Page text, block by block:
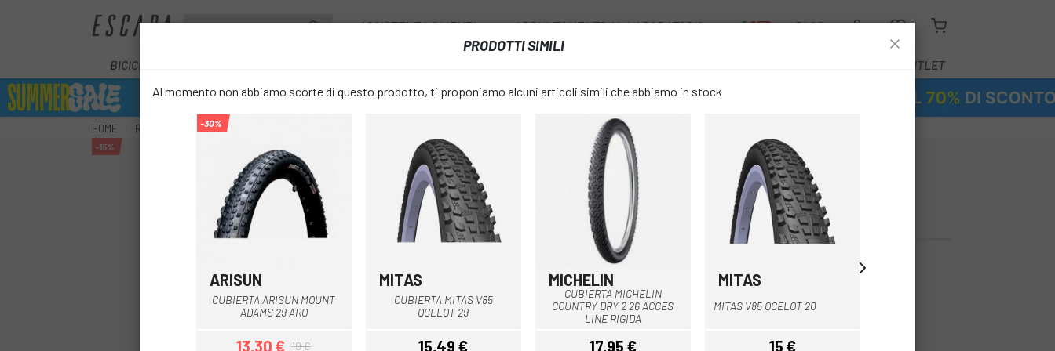
ASSISTENZA CLIENTI APPUNTAMENTO AL LABORATORIO BLOG
BICICLETTE OUTLET
HOME RUOTE COPERTURE COPERTURA HUTCHINSON PYTHON 2 29 TUBETYPE
favorite_border
-15%
COPERTURA HUTCHINSON
PYTHON 2 29 TUBETYPE
16,99 €
COLORE: Nero
PRODOTTI SIMILI
Al momento non abbiamo scorte di questo prodotto, ti proponiamo alcuni articoli simili che abbiamo in stock
-30%
ARISUN
CUBIERTA ARISUN MOUNT
ADAMS 29 ARO
13,30 € 19 €
MITAS
CUBIERTA MITAS V85
OCELOT 29
15,49 €
Nero
MICHELIN
CUBIERTA MICHELIN
COUNTRY DRY 2 26 ACCES
LINE RIGIDA
17,95 €
MITAS
MITAS V85 OCELOT 20
15 €